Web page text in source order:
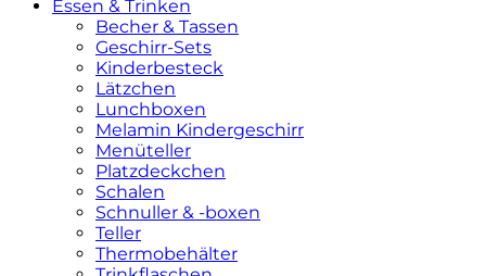
Essen & Trinken
Becher & Tassen
Geschirr-Sets
Kinderbesteck
Lätzchen
Lunchboxen
Melamin Kindergeschirr
Menüteller
Platzdeckchen
Schalen
Schnuller & -boxen
Teller
Thermobehälter